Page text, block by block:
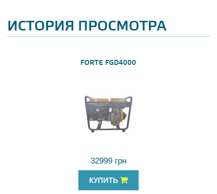
ИСТОРИЯ ПРОСМОТРА
FORTE FGD4000
32999 грн
КУПИТЬ